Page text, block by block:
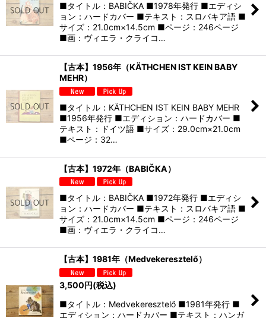
■タイトル：BABIČKA ■1978年発行 ■エディシ
ョン：ハードカバー ■テキスト：スロバキア語 ■
サイズ：21.0cm×14.5cm ■ページ：246ページ
■画：ヴィエラ・クライコ…
【古本】1956年（KÄTHCHEN IST KEIN BABY
MEHR）
■タイトル：KÄTHCHEN IST KEIN BABY MEHR
■1956年発行 ■エディション：ハードカバー ■
テキスト：ドイツ語 ■サイズ：29.0cm×21.0cm
■ページ：32…
【古本】1972年（BABIČKA）
■タイトル：BABIČKA ■1972年発行 ■エディシ
ョン：ハードカバー ■テキスト：スロバキア語 ■
サイズ：21.0cm×14.5cm ■ページ：246ページ
■画：ヴィエラ・クライコ…
【古本】1981年（Medvekeresztelő）
3,500円(税込)
■タイトル：Medvekeresztelő ■1981年発行 ■
エディション：ハードカバー ■テキスト：ハンガ